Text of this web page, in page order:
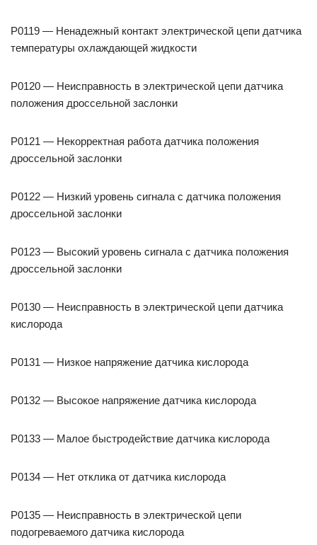
P0119 — Ненадежный контакт электрической цепи датчика
температуры охлаждающей жидкости
P0120 — Неисправность в электрической цепи датчика
положения дроссельной заслонки
P0121 — Некорректная работа датчика положения
дроссельной заслонки
P0122 — Низкий уровень сигнала с датчика положения
дроссельной заслонки
P0123 — Высокий уровень сигнала с датчика положения
дроссельной заслонки
P0130 — Неисправность в электрической цепи датчика
кислорода
P0131 — Низкое напряжение датчика кислорода
P0132 — Высокое напряжение датчика кислорода
P0133 — Малое быстродействие датчика кислорода
P0134 — Нет отклика от датчика кислорода
P0135 — Неисправность в электрической цепи
подогреваемого датчика кислорода